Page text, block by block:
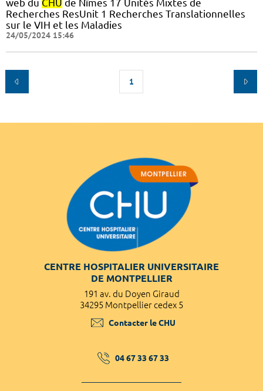
web du CHU de Nîmes 17 Unités Mixtes de
Recherches ResUnit 1 Recherches Translationnelles
sur le VIH et les Maladies
24/05/2024 15:46
1
CENTRE HOSPITALIER UNIVERSITAIRE
DE MONTPELLIER
191 av. du Doyen Giraud
34295 Montpellier cedex 5
Contacter le CHU
04 67 33 67 33